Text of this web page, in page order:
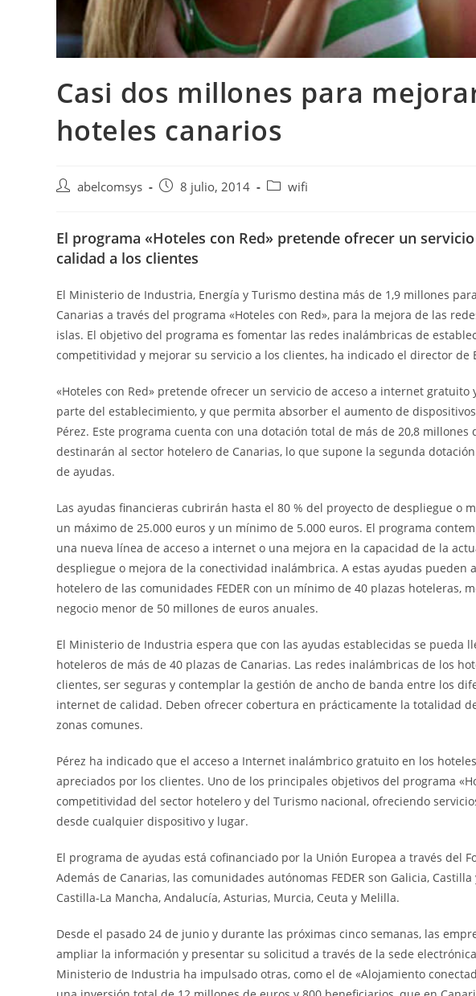
Casi dos millones para
hoteles canarios
abelcomsys 8 julio, 2014 wifi
El programa «Hoteles con Red» pretende ofrecer un
calidad a los clientes
El Ministerio de Industria, Energía y Turismo destina más de 1,9 millones
Canarias a través del programa «Hoteles con Red», para la mejora de las
islas. El objetivo del programa es fomentar las redes inalámbricas de
competitividad y mejorar su servicio a los clientes, ha indicado el director de
«Hoteles con Red» pretende ofrecer un servicio de acceso a internet
parte del establecimiento, y que permita absorber el aumento de
Pérez. Este programa cuenta con una dotación total de más de 20,8 millones
destinarán al sector hotelero de Canarias, lo que supone la segunda
de ayudas.
Las ayudas financieras cubrirán hasta el 80 % del proyecto de despliegue o
un máximo de 25.000 euros y un mínimo de 5.000 euros. El programa
una nueva línea de acceso a internet o una mejora en la capacidad de la
despliegue o mejora de la conectividad inalámbrica. A estas ayudas pueden
hotelero de las comunidades FEDER con un mínimo de 40 plazas hoteleras,
negocio menor de 50 millones de euros anuales.
El Ministerio de Industria espera que con las ayudas establecidas se pueda
hoteleros de más de 40 plazas de Canarias. Las redes inalámbricas de los
clientes, ser seguras y contemplar la gestión de ancho de banda entre los
internet de calidad. Deben ofrecer cobertura en prácticamente la totalidad
zonas comunes.
Pérez ha indicado que el acceso a Internet inalámbrico gratuito en los
apreciados por los clientes. Uno de los principales objetivos del programa
competitividad del sector hotelero y del Turismo nacional, ofreciendo
desde cualquier dispositivo y lugar.
El programa de ayudas está cofinanciado por la Unión Europea a través del
Además de Canarias, las comunidades autónomas FEDER son Galicia,
Castilla-La Mancha, Andalucía, Asturias, Murcia, Ceuta y Melilla.
Desde el pasado 24 de junio y durante las próximas cinco semanas, las
ampliar la información y presentar su solicitud a través de la sede
Ministerio de Industria ha impulsado otras, como el de «Alojamiento